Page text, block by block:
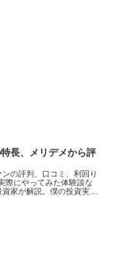
長、メリデメから評
の評判、口コミ、利回り
際にやってみた体験談な
家が解説。僕の投資実績